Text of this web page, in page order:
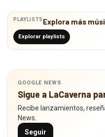
PLAYLISTS Explora más
Explorar playlists
GOOGLE NEWS
Sigue a LaCaverna
Recibe lanzamientos,
News.
Seguir